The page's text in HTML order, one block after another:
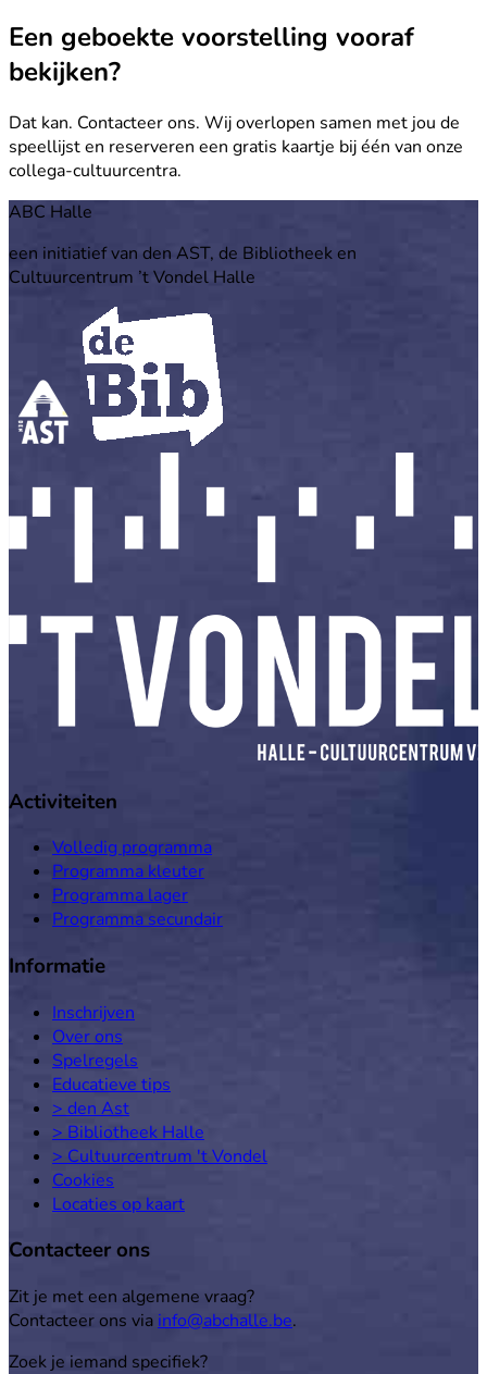
Een geboekte voorstelling vooraf
bekijken?
Dat kan. Contacteer ons. Wij overlopen samen met jou de
speellijst en reserveren een gratis kaartje bij één van onze
collega-cultuurcentra.
Footer
ABC Halle
een initiatief van den AST, de Bibliotheek en
Cultuurcentrum ’t Vondel Halle
Activiteiten
Volledig programma
Programma kleuter
Programma lager
Programma secundair
Informatie
Inschrijven
Over ons
Spelregels
Educatieve tips
> den Ast
> Bibliotheek Halle
> Cultuurcentrum 't Vondel
Cookies
Locaties op kaart
Contacteer ons
Zit je met een algemene vraag?
Contacteer ons via info@abchalle.be.
Zoek je iemand specifiek?